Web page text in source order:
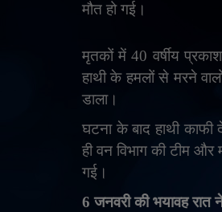
मौत हो गई।
मृतकों में 40 वर्षीय
हाथी के हमलों से मरने
डाला।
घटना के बाद हाथी
ही वन विभाग की टीम और
गई।
6 जनवरी की भयावह रात